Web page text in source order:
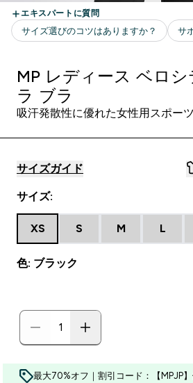
MP レディース ベロシ
ラ ブラ
吸汗発散性に優れた女性用スポー
サイズガイド
サイズ:
XS S M L
色: ブラック
最大70%オフ｜割引コード：【MPJP